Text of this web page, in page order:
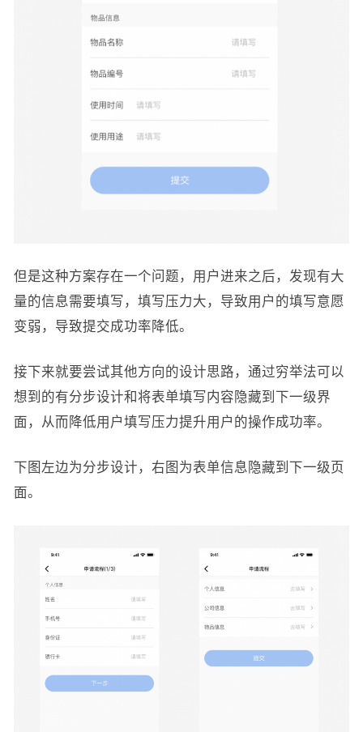
但是这种方案存在一个问题，用户进来之后，发现有大
量的信息需要填写，填写压力大，导致用户的填写意愿
变弱，导致提交成功率降低。
接下来就要尝试其他方向的设计思路，通过穷举法可以
想到的有分步设计和将表单填写内容隐藏到下一级界
面，从而降低用户填写压力提升用户的操作成功率。
下图左边为分步设计，右图为表单信息隐藏到下一级页
面。